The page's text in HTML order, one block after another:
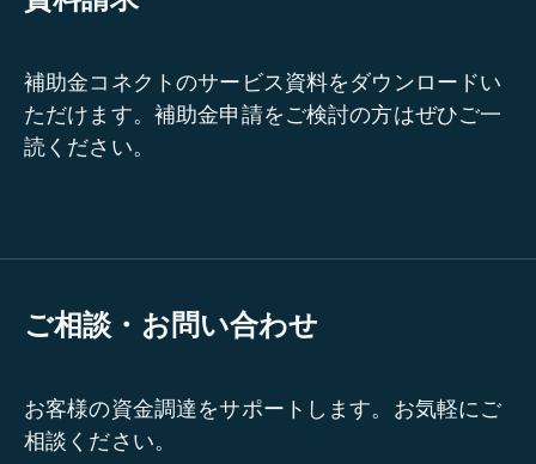
補助金コネクトのサービス資料をダウンロードい
ただけます。補助金申請をご検討の方はぜひご一
読ください。
ご相談・お問い合わせ
お客様の資金調達をサポートします。お気軽にご
相談ください。